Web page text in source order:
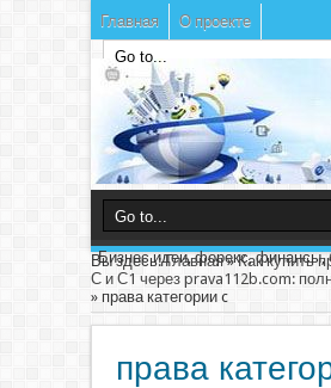
Главная О проекте
Бизнес идеи, форекс, финансы,
Вы здесь:Главная»Как купить
С и С1 через prava112b.com:
» права категории c
права